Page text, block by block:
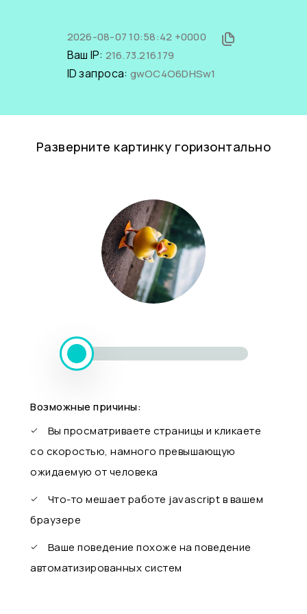
2026-08-07 10:58:42 +0000
Ваш IP: 216.73.216.179
ID запроса: gwOC4O6DHSw1
Разверните картинку горизонтально
Возможные причины:
Вы просматриваете страницы и кликаете
со скоростью, намного превышающую
ожидаемую от человека
Что-то мешает работе javascript в вашем
браузере
Ваше поведение похоже на поведение
автоматизированных систем